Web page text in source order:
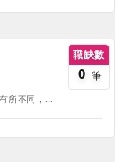
《部份福利、待遇因職務、職等、職種有所不同，並隨公司營運方針有所調整，詳情請於面試時詢問，並以面試為主》
職缺數
0 筆